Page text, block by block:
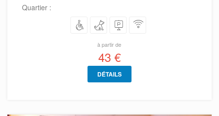
Quartier :
à partir de
43 €
DÉTAILS